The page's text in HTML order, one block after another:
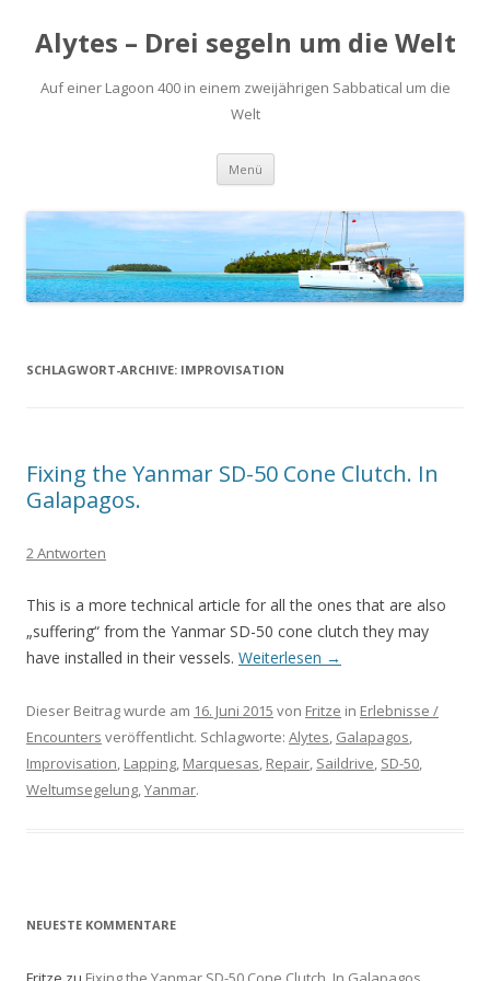
Alytes – Drei segeln um die Welt
Auf einer Lagoon 400 in einem zweijährigen Sabbatical um die
Welt
Menü Zum
springen
SCHLAGWORT-ARCHIVE: IMPROVISATION
Fixing the Yanmar SD-50 Cone Clutch. In
Galapagos.
2 Antworten
This is a more technical article for all the ones that are also
„suffering“ from the Yanmar SD-50 cone clutch they may
have installed in their vessels. Weiterlesen →
Dieser Beitrag wurde am 16. Juni 2015 von Fritze in Erlebnisse /
Encounters veröffentlicht. Schlagworte: Alytes, Galapagos,
Improvisation, Lapping, Marquesas, Repair, Saildrive, SD-50,
Weltumsegelung,Yanmar.
NEUESTE KOMMENTARE